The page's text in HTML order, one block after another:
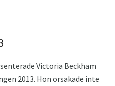
Victoria Beckham
2013. Hon orsakade inte